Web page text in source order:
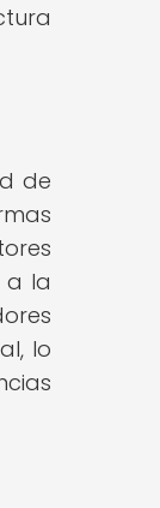
de
a la
lo